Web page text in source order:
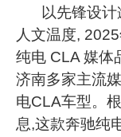
以先锋设
人文温度, 2025
纯电 CLA 媒体
济南多家主流
电CLA车型。
息,这款奔驰纯